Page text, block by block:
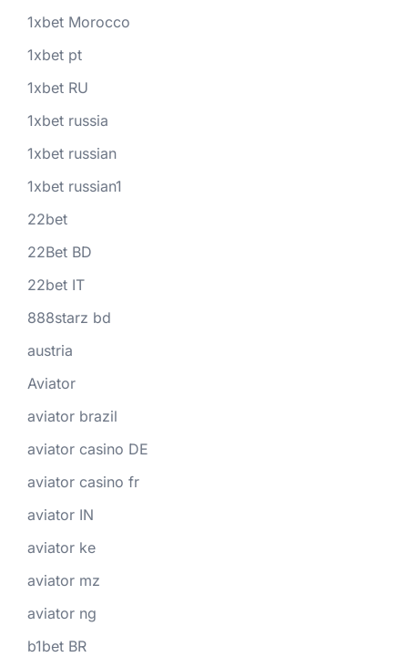
1xbet Morocco
1xbet pt
1xbet RU
1xbet russia
1xbet russian
1xbet russian1
22bet
22Bet BD
22bet IT
888starz bd
austria
Aviator
aviator brazil
aviator casino DE
aviator casino fr
aviator IN
aviator ke
aviator mz
aviator ng
b1bet BR